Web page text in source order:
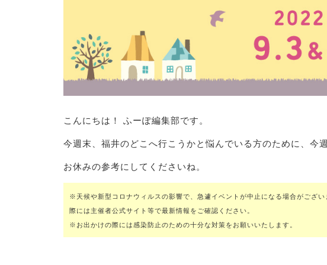
こんにちは！ ふーぽ編集部です。
今週末、福井のどこへ行こうかと悩んでいる方のために、今
お休みの参考にしてくださいね。
※天候や新型コロナウィルスの影響で、急遽イベントが中止になる場合がござ
際には主催者公式サイト等で最新情報をご確認ください。
※お出かけの際には感染防止のための十分な対策をお願いいたします。